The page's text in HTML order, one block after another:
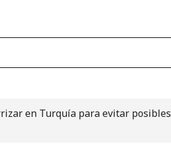
en Turquía para evitar posibles